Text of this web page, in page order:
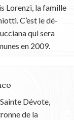
Lorenzi, la famille
C’est le dé-
qui sera
en 2009.
Dévote,
de la